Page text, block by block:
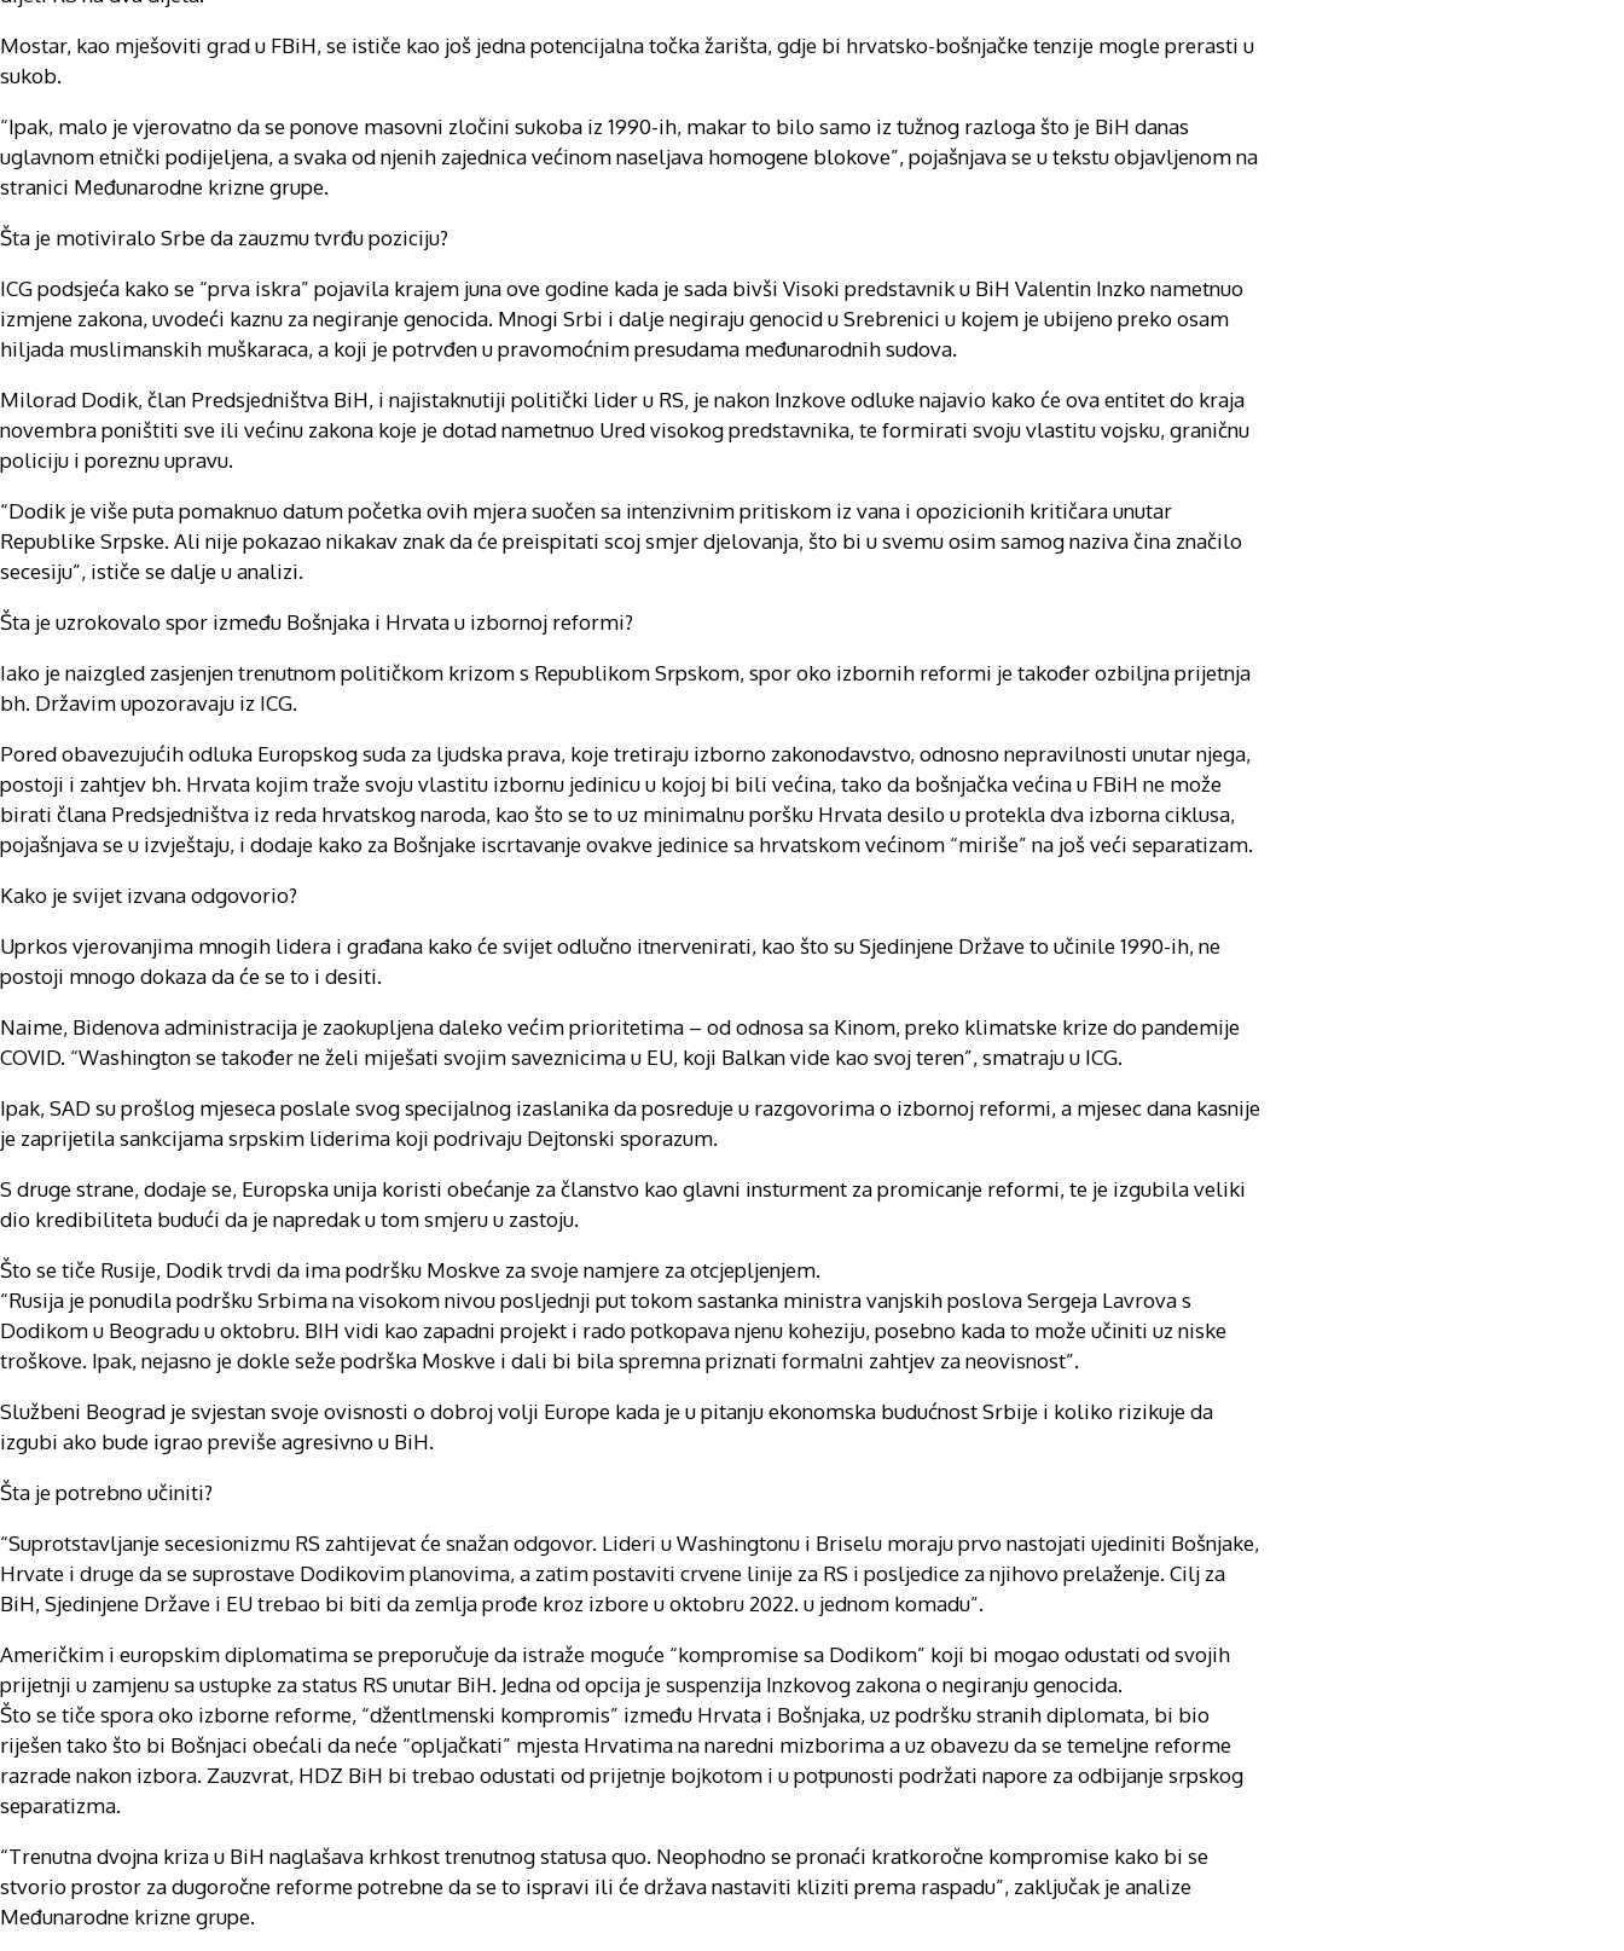
Mostar, kao mješoviti grad u FBiH, se ističe kao još jedna potencijalna točka žarišta, gdje bi hrvatsko-bošnjačke tenzije mogle prerasti u
sukob.
“Ipak, malo je vjerovatno da se ponove masovni zločini sukoba iz 1990-ih, makar to bilo samo iz tužnog razloga što je BiH danas
uglavnom etnički podijeljena, a svaka od njenih zajednica većinom naseljava homogene blokove”, pojašnjava se u tekstu objavljenom na
stranici Međunarodne krizne grupe.
Šta je motiviralo Srbe da zauzmu tvrđu poziciju?
ICG podsjeća kako se “prva iskra” pojavila krajem juna ove godine kada je sada bivši Visoki predstavnik u BiH Valentin Inzko nametnuo
izmjene zakona, uvodeći kaznu za negiranje genocida. Mnogi Srbi i dalje negiraju genocid u Srebrenici u kojem je ubijeno preko osam
hiljada muslimanskih muškaraca, a koji je potrvđen u pravomoćnim presudama međunarodnih sudova.
Milorad Dodik, član Predsjedništva BiH, i najistaknutiji politički lider u RS, je nakon Inzkove odluke najavio kako će ova entitet do kraja
novembra poništiti sve ili većinu zakona koje je dotad nametnuo Ured visokog predstavnika, te formirati svoju vlastitu vojsku, graničnu
policiju i poreznu upravu.
“Dodik je više puta pomaknuo datum početka ovih mjera suočen sa intenzivnim pritiskom iz vana i opozicionih kritičara unutar
Republike Srpske. Ali nije pokazao nikakav znak da će preispitati scoj smjer djelovanja, što bi u svemu osim samog naziva čina značilo
secesiju”, ističe se dalje u analizi.
Šta je uzrokovalo spor između Bošnjaka i Hrvata u izbornoj reformi?
Iako je naizgled zasjenjen trenutnom političkom krizom s Republikom Srpskom, spor oko izbornih reformi je također ozbiljna prijetnja
bh. Državim upozoravaju iz ICG.
Pored obavezujućih odluka Europskog suda za ljudska prava, koje tretiraju izborno zakonodavstvo, odnosno nepravilnosti unutar njega,
postoji i zahtjev bh. Hrvata kojim traže svoju vlastitu izbornu jedinicu u kojoj bi bili većina, tako da bošnjačka većina u FBiH ne može
birati člana Predsjedništva iz reda hrvatskog naroda, kao što se to uz minimalnu poršku Hrvata desilo u protekla dva izborna ciklusa,
pojašnjava se u izvještaju, i dodaje kako za Bošnjake iscrtavanje ovakve jedinice sa hrvatskom većinom “miriše” na još veći separatizam.
Kako je svijet izvana odgovorio?
Uprkos vjerovanjima mnogih lidera i građana kako će svijet odlučno itnervenirati, kao što su Sjedinjene Države to učinile 1990-ih, ne
postoji mnogo dokaza da će se to i desiti.
Naime, Bidenova administracija je zaokupljena daleko većim prioritetima – od odnosa sa Kinom, preko klimatske krize do pandemije
COVID. “Washington se također ne želi miješati svojim saveznicima u EU, koji Balkan vide kao svoj teren”, smatraju u ICG.
Ipak, SAD su prošlog mjeseca poslale svog specijalnog izaslanika da posreduje u razgovorima o izbornoj reformi, a mjesec dana kasnije
je zaprijetila sankcijama srpskim liderima koji podrivaju Dejtonski sporazum.
S druge strane, dodaje se, Europska unija koristi obećanje za članstvo kao glavni insturment za promicanje reformi, te je izgubila veliki
dio kredibiliteta budući da je napredak u tom smjeru u zastoju.
Što se tiče Rusije, Dodik trvdi da ima podršku Moskve za svoje namjere za otcjepljenjem.
“Rusija je ponudila podršku Srbima na visokom nivou posljednji put tokom sastanka ministra vanjskih poslova Sergeja Lavrova s
Dodikom u Beogradu u oktobru. BIH vidi kao zapadni projekt i rado potkopava njenu koheziju, posebno kada to može učiniti uz niske
troškove. Ipak, nejasno je dokle seže podrška Moskve i dali bi bila spremna priznati formalni zahtjev za neovisnost”.
Službeni Beograd je svjestan svoje ovisnosti o dobroj volji Europe kada je u pitanju ekonomska budućnost Srbije i koliko rizikuje da
izgubi ako bude igrao previše agresivno u BiH.
Šta je potrebno učiniti?
“Suprotstavljanje secesionizmu RS zahtijevat će snažan odgovor. Lideri u Washingtonu i Briselu moraju prvo nastojati ujediniti Bošnjake,
Hrvate i druge da se suprostave Dodikovim planovima, a zatim postaviti crvene linije za RS i posljedice za njihovo prelaženje. Cilj za
BiH, Sjedinjene Države i EU trebao bi biti da zemlja prođe kroz izbore u oktobru 2022. u jednom komadu”.
Američkim i europskim diplomatima se preporučuje da istraže moguće “kompromise sa Dodikom” koji bi mogao odustati od svojih
prijetnji u zamjenu sa ustupke za status RS unutar BiH. Jedna od opcija je suspenzija Inzkovog zakona o negiranju genocida.
Što se tiče spora oko izborne reforme, “džentlmenski kompromis” između Hrvata i Bošnjaka, uz podršku stranih diplomata, bi bio
riješen tako što bi Bošnjaci obećali da neće “opljačkati” mjesta Hrvatima na naredni mizborima a uz obavezu da se temeljne reforme
razrade nakon izbora. Zauzvrat, HDZ BiH bi trebao odustati od prijetnje bojkotom i u potpunosti podržati napore za odbijanje srpskog
separatizma.
“Trenutna dvojna kriza u BiH naglašava krhkost trenutnog statusa quo. Neophodno se pronaći kratkoročne kompromise kako bi se
stvorio prostor za dugoročne reforme potrebne da se to ispravi ili će država nastaviti kliziti prema raspadu”, zaključak je analize
Međunarodne krizne grupe.